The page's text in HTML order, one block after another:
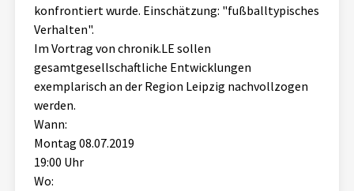
konfrontiert wurde. Einschätzung: "fußballtypisches
Verhalten".
Im Vortrag von chronik.LE sollen
gesamtgesellschaftliche Entwicklungen
exemplarisch an der Region Leipzig nachvollzogen
werden.
Wann:
Montag 08.07.2019
19:00 Uhr
Wo: